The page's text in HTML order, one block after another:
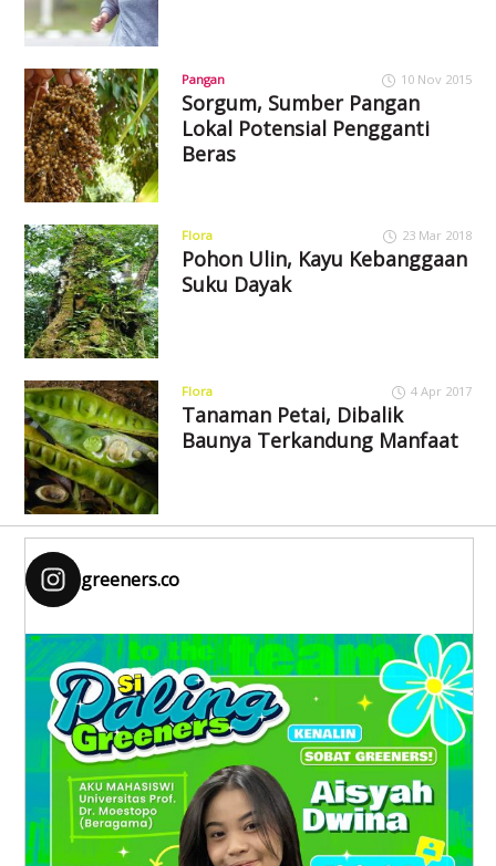
Pangan 10 Nov 2015
Sorgum, Sumber Pangan
Lokal Potensial Pengganti
Beras
Flora 23 Mar 2018
Pohon Ulin, Kayu Kebanggaan
Suku Dayak
Flora 4 Apr 2017
Tanaman Petai, Dibalik
Baunya Terkandung Manfaat
greeners.co